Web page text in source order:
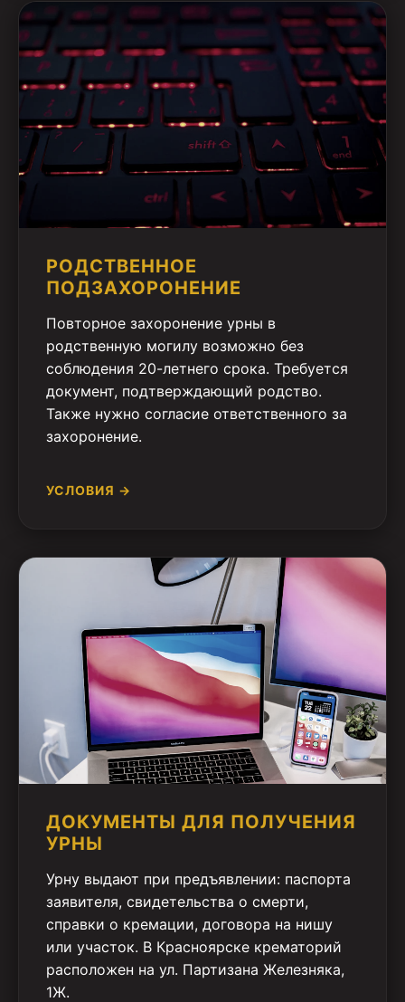
РОДСТВЕННОЕ
ПОДЗАХОРОНЕНИЕ
Повторное захоронение урны в
родственную могилу возможно без
соблюдения 20-летнего срока. Требуется
документ, подтверждающий родство.
Также нужно согласие ответственного за
захоронение.
УСЛОВИЯ →
ДОКУМЕНТЫ ДЛЯ ПОЛУЧЕНИЯ
УРНЫ
Урну выдают при предъявлении: паспорта
заявителя, свидетельства о смерти,
справки о кремации, договора на нишу
или участок. В Красноярске крематорий
расположен на ул. Партизана Железняка,
1Ж.